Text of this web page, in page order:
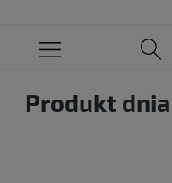
Produkt dnia